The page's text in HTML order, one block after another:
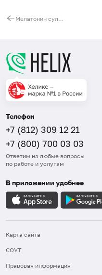
Мелатонин сульфат в моче
Телефон
+7 (812) 309 12 21
+7 (800) 700 03 03
Ответим на любые вопросы
по работе и услугам
В приложении удобнее
Карта сайта
СОУТ
Правовая информация